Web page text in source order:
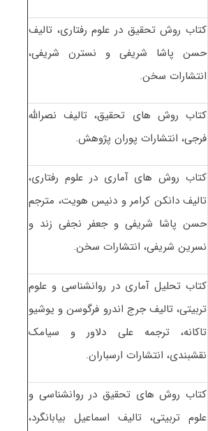
کتاب روش تحقیق در علوم رفتاری، تالیف
حسن پاشا شریفی و نسترن شریفی،
انتشارات سخن.
کتاب روش های تحقیق، تالیف نصرالله
فرجی، انتشارات پوران پژوهش.
کتاب روش های آماری در علوم رفتاری،
تالیف دانکن کرامر و دنیس هویت، مترجم
حسن پاشا شریفی و جعفر نجفی زند و
نسرین شریفی، انتشارات سخن.
کتاب تحلیل آماری در روانشناسی و علوم
تربیتی، تالیف جرج اندرو فرگوسن و یوشیو
تاکانه، ترجمه علی دلاور و سیامک
نقشبندی، انتشارات ارسباران.
کتاب روش های تحقیق در روانشناسی و
علوم تربیتی، تالیف اسماعیل بیابانگرد،